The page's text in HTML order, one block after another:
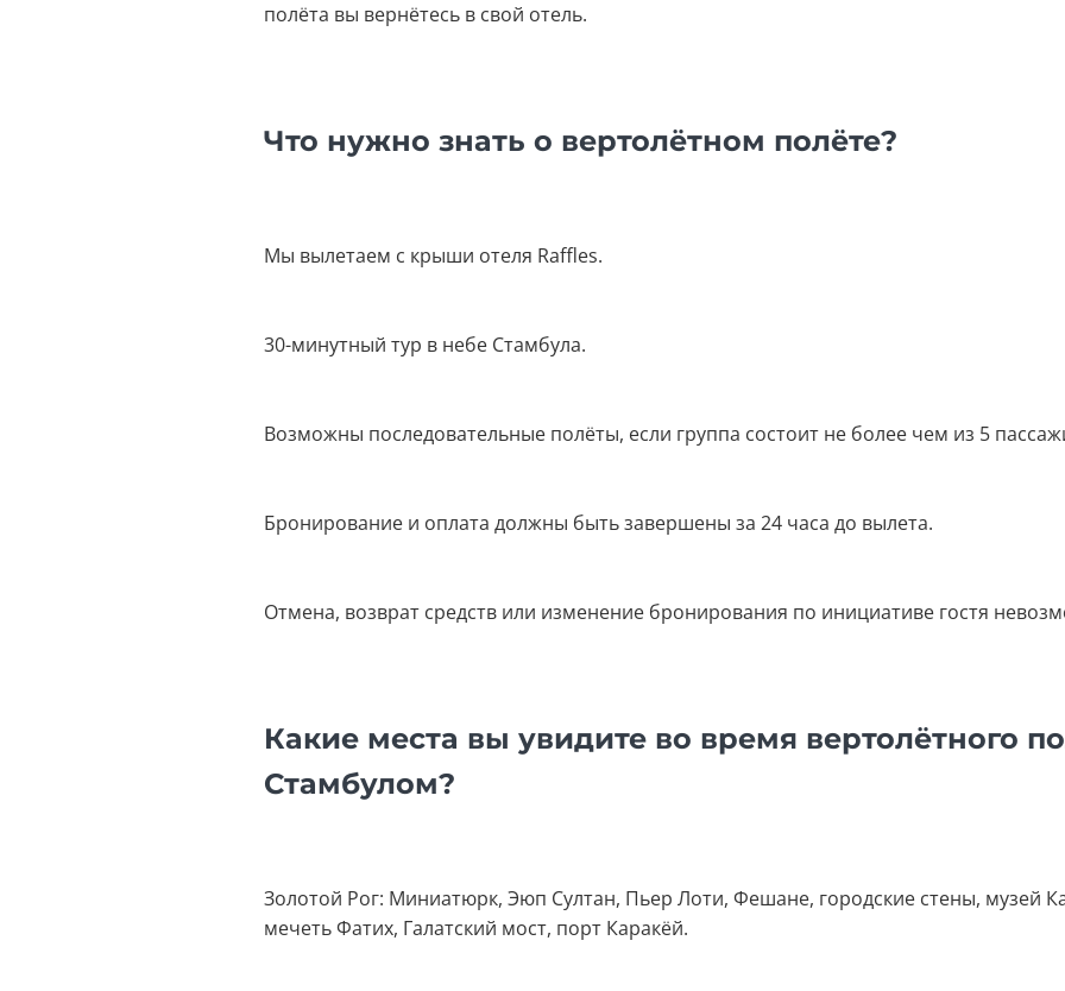
полёта вы вернётесь в свой отель.
Что нужно знать о вертолётном полёте?
Мы вылетаем с крыши отеля Raffles.
30-минутный тур в небе Стамбула.
Возможны последовательные полёты, если группа состоит не более чем из 5
Бронирование и оплата должны быть завершены за 24 часа до вылета.
Отмена, возврат средств или изменение бронирования по инициативе гостя
Какие места вы увидите во время вертолётного
Стамбулом?
Золотой Рог: Миниатюрк, Эюп Султан, Пьер Лоти, Фешане, городские стены, музей
мечеть Фатих, Галатский мост, порт Каракёй.